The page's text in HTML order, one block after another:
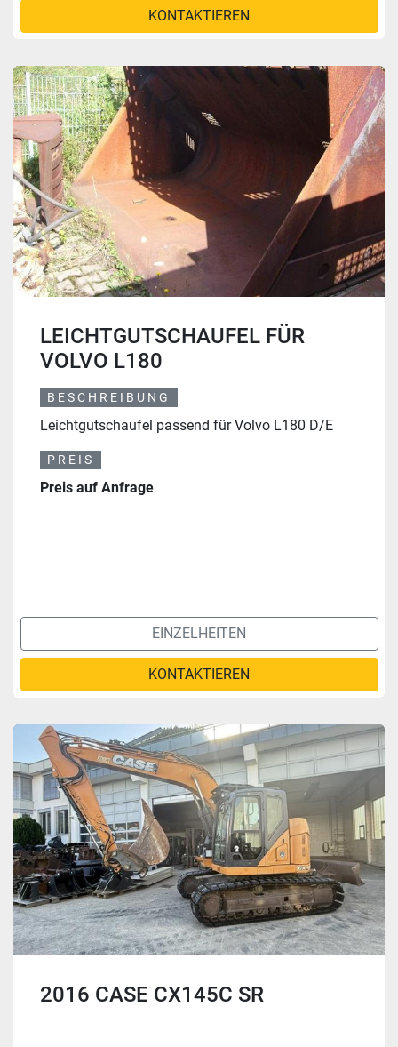
KONTAKTIEREN
LEICHTGUTSCHAUFEL FÜR
VOLVO L180
BESCHREIBUNG
Leichtgutschaufel passend für Volvo L180 D/E
PREIS
Preis auf Anfrage
EINZELHEITEN
KONTAKTIEREN
2016 CASE CX145C SR